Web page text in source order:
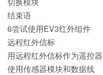
结束语
6尝试使用EV3红外组件
远程红外信标
用远程红外信标作为遥控器
使用传感器模块和数据线